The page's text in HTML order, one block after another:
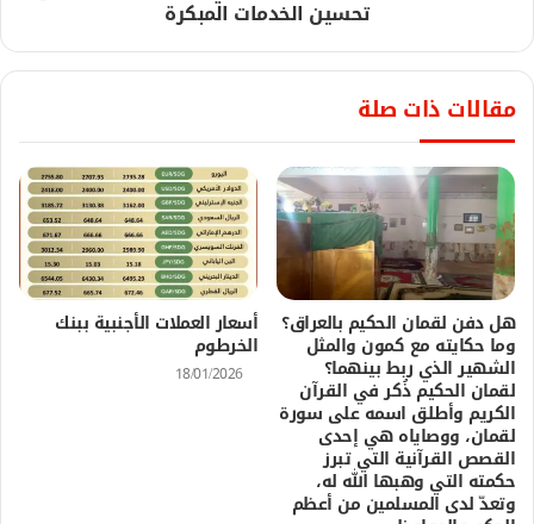
تحسين الخدمات المبكرة
مقالات ذات صلة
هل دفن لقمان الحكيم بالعراق؟
وما حكايته مع كمون والمثل
الشهير الذي ربط بينهما؟
لقمان الحكيم ذُكر في القرآن
الكريم وأطلق اسمه على سورة
لقمان، ووصاياه هي إحدى
القصص القرآنية التي تبرز
حكمته التي وهبها الله له،
وتعدّ لدى المسلمين من أعظم
أسعار العملات الأجنبية ببنك
الخرطوم
18/01/2026